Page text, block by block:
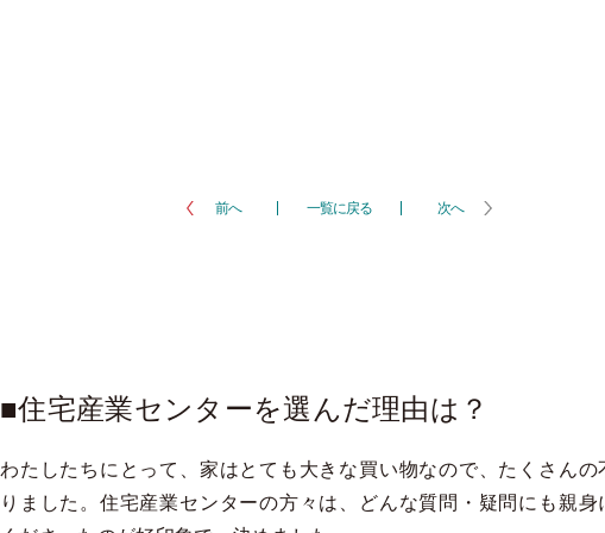
前へ 一覧に戻る 次へ
■住宅産業センターを選んだ理由は？
わたしたちにとって、家はとても大きな買い物なので、たくさんの
りました。住宅産業センターの方々は、どんな質問・疑問にも親身